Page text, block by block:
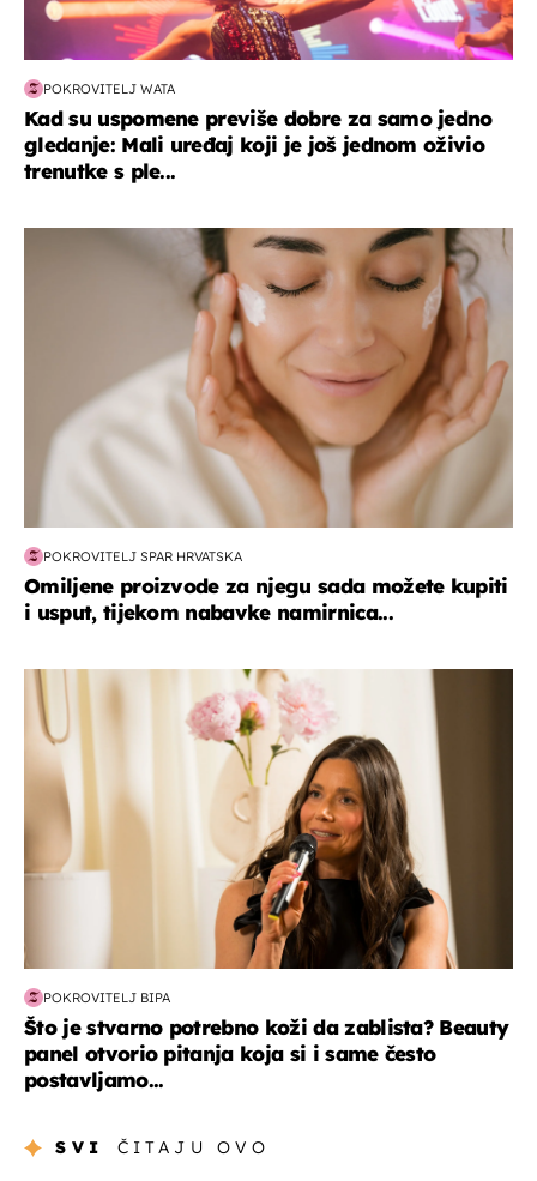
POKROVITELJ WATA
Kad su uspomene previše dobre za samo jedno
gledanje: Mali uređaj koji je još jednom oživio
trenutke s ple...
moda & ljepota
POKROVITELJ SPAR HRVATSKA
Omiljene proizvode za njegu sada možete kupiti
i usput, tijekom nabavke namirnica...
moda & ljepota
POKROVITELJ BIPA
Što je stvarno potrebno koži da zablista? Beauty
panel otvorio pitanja koja si i same često
postavljamo...
SVI ČITAJU OVO